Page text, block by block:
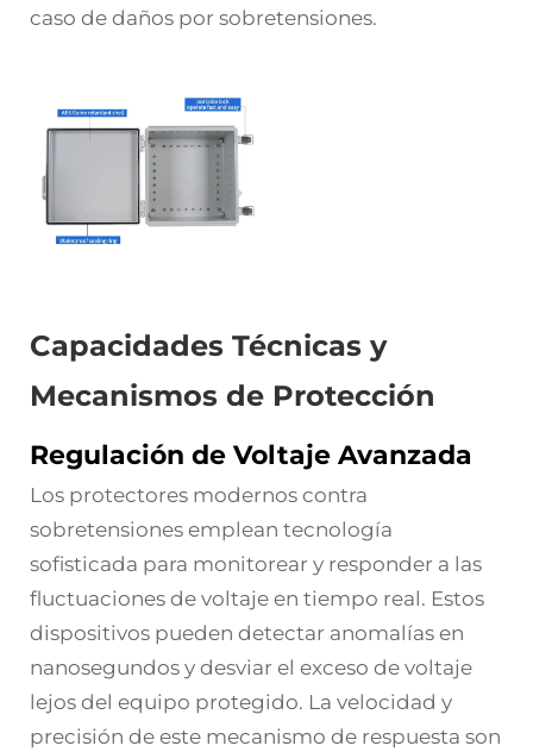
caso de daños por sobretensiones.
Capacidades Técnicas y
Mecanismos de Protección
Regulación de Voltaje Avanzada
Los protectores modernos contra
sobretensiones emplean tecnología
sofisticada para monitorear y responder a las
fluctuaciones de voltaje en tiempo real. Estos
dispositivos pueden detectar anomalías en
nanosegundos y desviar el exceso de voltaje
lejos del equipo protegido. La velocidad y
precisión de este mecanismo de respuesta son